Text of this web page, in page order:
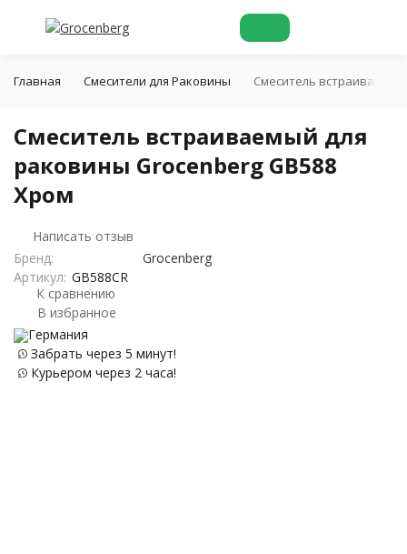
Главная Смесители для Раковины Смеситель
Смеситель встраиваемый для
раковины Grocenberg GB588
Хром
Написать отзыв
Бренд:
Grocenberg
Артикул: GB588CR
К сравнению
В избранное
Германия
Забрать через 5 минут!
Курьером через 2 часа!